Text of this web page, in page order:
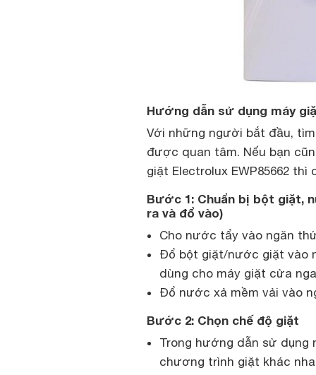
Hướng dẫn sử dụng máy
Với những người bắt đầu,
được quan tâm. Nếu bạn
giặt Electrolux EWP85662
Bước 1: Chuẩn bị bột giặt,
ra và đổ vào)
Cho nước tẩy vào ngăn
Đổ bột giặt/nước giặt vào
dùng cho máy giặt cửa
Đổ nước xả mềm vải vào
Bước 2: Chọn chế độ giặt
Trong hướng dẫn sử dụng
chương trình giặt khác